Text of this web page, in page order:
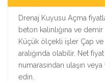
Drenaj Kuyusu Açma
beton kalınlığına ve
Küçük ölçekli işler Çap
aralığında olabilir. Net
numarasından ulaşın
edin.